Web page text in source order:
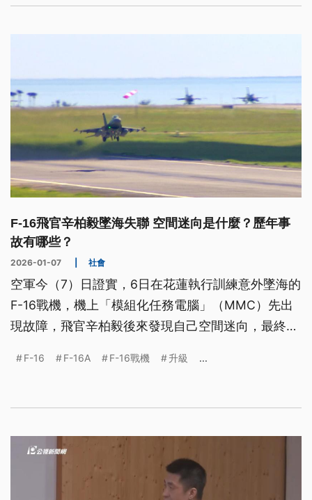
F-16飛官辛柏毅墜海失聯 空間迷向是什麼？歷年事
故有哪些？
2026-01-07 社會
空軍今（7）日證實，6日在花蓮執行訓練意外墜海的
F-16戰機，機上「模組化任務電腦」（MMC）先出
現故障，飛官辛柏毅後來發現自己空間迷向，最終飛
何關聯？台灣F-16戰機還發生過哪些失事意外？
F-16 F-16A F-16戰機 升級 ...